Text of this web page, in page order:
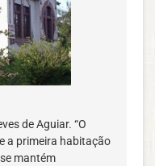
de Aguiar. “O
a primeira habitação
mantém